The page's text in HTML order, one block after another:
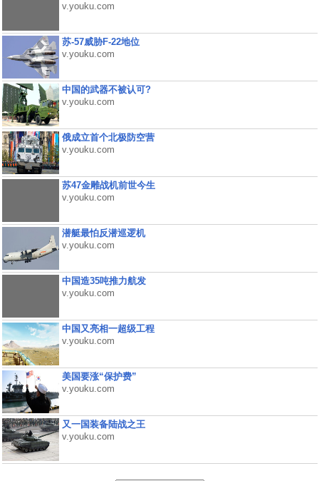
v.youku.com
苏-57威胁F-22地位
v.youku.com
中国的武器不被认可?
v.youku.com
俄成立首个北极防空营
v.youku.com
苏47金雕战机前世今生
v.youku.com
潜艇最怕反潜巡逻机
v.youku.com
中国造35吨推力航发
v.youku.com
中国又亮相一超级工程
v.youku.com
美国要涨“保护费”
v.youku.com
又一国装备陆战之王
v.youku.com